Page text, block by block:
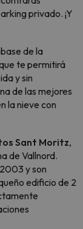
privado. ¡Y
de la
te permitirá
y sin
de las mejores
la nieve con
Sant Moritz,
de Vallnord.
y son
edificio de 2